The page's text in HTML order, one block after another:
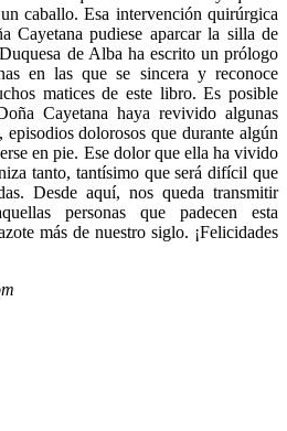
caballo. Esa intervención quirúrgica
Cayetana pudiese aparcar la silla de
de Alba ha escrito un prólogo
en las que se sincera y reconoce
matices de este libro. Es posible
Cayetana haya revivido algunas
episodios dolorosos que durante algún
en pie. Ese dolor que ella ha vivido
tanto, tantísimo que será difícil que
Desde aquí, nos queda transmitir
personas que padecen esta
más de nuestro siglo. ¡Felicidades